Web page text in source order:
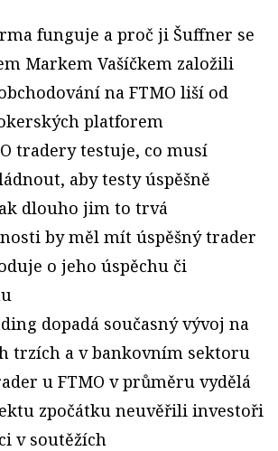
funguje a proč ji Šuffner se
Markem Vašíčkem založili
na FTMO liší od
platforem
tradery testuje, co musí
aby testy úspěšně
dlouho jim to trvá
by měl mít úspěšný trader
o jeho úspěchu či
dopadá současný vývoj na
trzích a v bankovním sektoru
u FTMO v průměru vydělá
zpočátku neuvěřili investoři
v soutěžích